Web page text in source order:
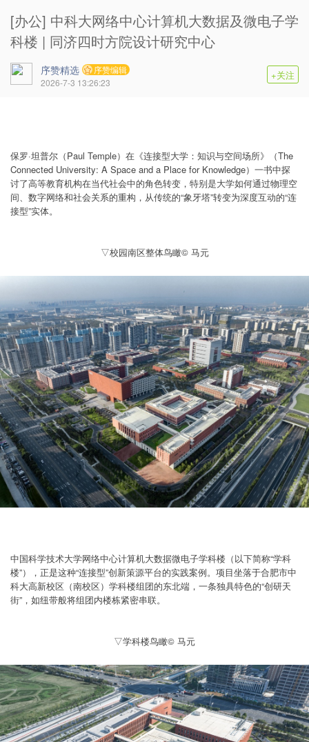
[办公] 中科大网络中心计算机大数据及微电子学
科楼 | 同济四时方院设计研究中心
序赞精选
序赞编辑
2026-7-3 13:26:23
+关注
保罗·坦普尔（Paul Temple）在《连接型大学：知识与空间场所》（The
Connected University: A Space and a Place for Knowledge）一书中探
讨了高等教育机构在当代社会中的角色转变，特别是大学如何通过物理空
间、数字网络和社会关系的重构，从传统的“象牙塔”转变为深度互动的“连
接型”实体。
▽校园南区整体鸟瞰© 马元
中国科学技术大学网络中心计算机大数据微电子学科楼（以下简称“学科
楼”），正是这种“连接型”创新策源平台的实践案例。项目坐落于合肥市中
科大高新校区（南校区）学科楼组团的东北端，一条独具特色的“创研天
街”，如纽带般将组团内楼栋紧密串联。
▽学科楼鸟瞰© 马元